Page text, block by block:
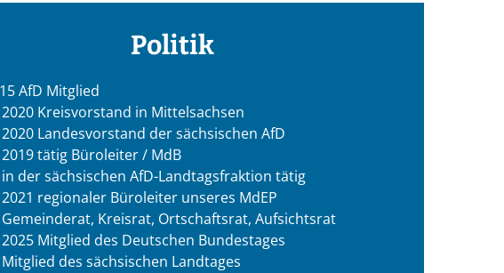
Politik
AfD Mitglied
2020 Kreisvorstand in Mittelsachsen
2020 Landesvorstand der sächsischen AfD
2019 tätig Büroleiter / MdB
in der sächsischen AfD-Landtagsfraktion tätig
2021 regionaler Büroleiter unseres MdEP
Gemeinderat, Kreisrat, Ortschaftsrat, Aufsichtsrat
2025 Mitglied des Deutschen Bundestages
Mitglied des sächsischen Landtages